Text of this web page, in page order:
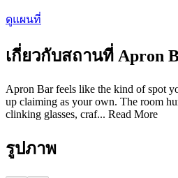
ดูแผนที่
เกี่ยวกับสถานที่ Apron
Apron Bar feels like the kind of spot
up claiming as your own. The room
clinking glasses, craf... Read More
รูปภาพ